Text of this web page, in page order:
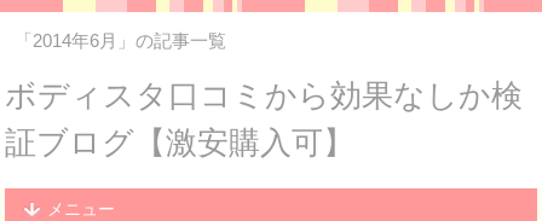
「2014年6月」の記事一覧
ボディスタ口コミから効果なしか検
証ブログ【激安購入可】
メニュー